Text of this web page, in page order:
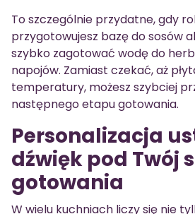
To szczególnie przydatne, gdy
przygotowujesz bazę do sosów
szybko zagotować wodę do
napojów. Zamiast czekać, aż
temperatury, możesz szybciej
następnego etapu gotowania.
Personalizacja
dźwięk pod Twój
gotowania
W wielu kuchniach liczy się nie